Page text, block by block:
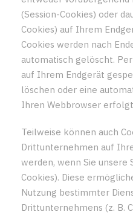
(Session-Cookies) oder
Cookies) auf Ihrem
Cookies werden nach
automatisch gelöscht.
auf Ihrem Endgerät
löschen oder eine
Ihren Webbrowser
Teilweise können auch
Drittunternehmen auf
werden, wenn Sie
Cookies). Diese
Nutzung bestimmter
Drittunternehmens (z. B.